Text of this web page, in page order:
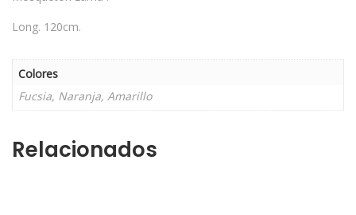
Long. 120cm.
Colores
Fucsia, Naranja, Amarillo
Relacionados